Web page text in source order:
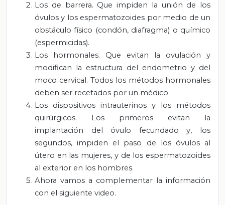
Los de barrera. Que impiden la unión de los
óvulos y los espermatozoides por medio de un
obstáculo físico (condón, diafragma) o químico
(espermicidas).
Los hormonales. Que evitan
la ovulación y
modifican la estructura del endometrio y del
moco cervical. Todos los métodos hormonales
deben ser recetados por un médico.
Los dispositivos intrauterinos y los métodos
quirúrgicos. Los primeros evitan la
implantación del óvulo fecundado y, los
segundos, impiden el paso de los óvulos al
útero en las mujeres, y de los espermatozoides
al exterior en los hombres.
Ahora vamos a complementar la información
con el siguiente video.